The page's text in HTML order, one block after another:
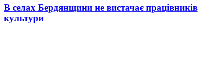
В селах Бердянщини не вистачає працівників
культури